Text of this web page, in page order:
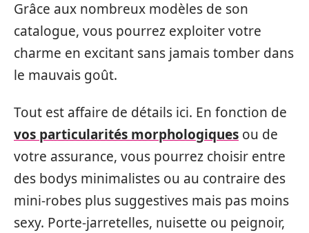
Grâce aux nombreux modèles de son
catalogue, vous pourrez exploiter votre
charme en excitant sans jamais tomber dans
le mauvais goût.
Tout est affaire de détails ici. En fonction de
vos particularités morphologiques ou de
votre assurance, vous pourrez choisir entre
des bodys minimalistes ou au contraire des
mini-robes plus suggestives mais pas moins
sexy. Porte-jarretelles, nuisette ou peignoir,